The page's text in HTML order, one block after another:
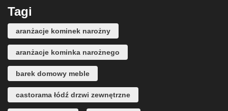
Tagi
aranżacje kominek narożny
aranżacje kominka narożnego
barek domowy meble
castorama łódź drzwi zewnętrzne